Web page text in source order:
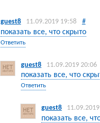
guest8 11.09.2019 19:58 #
показать все, что скрыто
Ответить
guest8 11.09.2019 20:06
показать все, что
Ответить
guest8
показать все,